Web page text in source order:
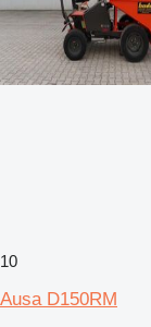
10
Ausa D150RM